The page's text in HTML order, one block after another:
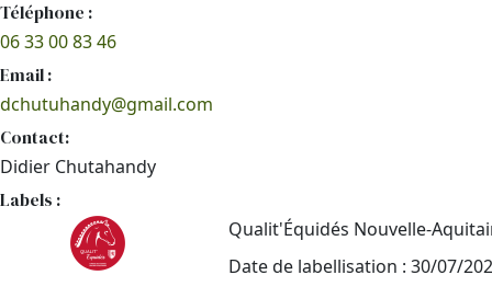
Téléphone :
06 33 00 83 46
Email :
dchutuhandy@gmail.com
Contact:
Didier Chutahandy
Labels :
Qualit'Équidés Nouvelle-
Date de labellisation : 30/07/